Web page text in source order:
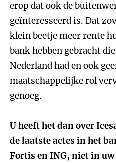
erop dat ook de
geïnteresseerd is. Dat
klein beetje meer rente
bank hebben gebracht
Nederland had en ook
maatschappelijke rol
genoeg.
U heeft het dan over
de laatste actes in het
Fortis en ING, niet in